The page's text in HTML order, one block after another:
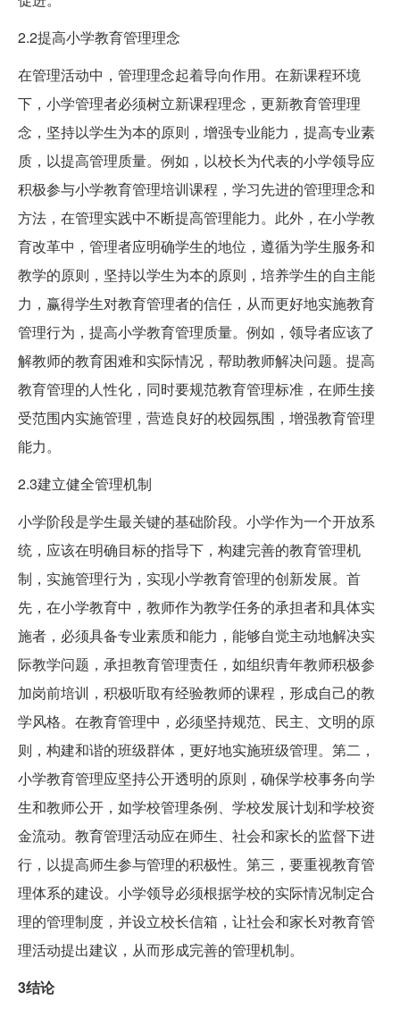
2.2提高小学教育管理理念
在管理活动中，管理理念起着导向作用。在新课程环境
下，小学管理者必须树立新课程理念，更新教育管理理
念，坚持以学生为本的原则，增强专业能力，提高专业素
质，以提高管理质量。例如，以校长为代表的小学领导应
积极参与小学教育管理培训课程，学习先进的管理理念和
方法，在管理实践中不断提高管理能力。此外，在小学教
育改革中，管理者应明确学生的地位，遵循为学生服务和
教学的原则，坚持以学生为本的原则，培养学生的自主能
力，赢得学生对教育管理者的信任，从而更好地实施教育
管理行为，提高小学教育管理质量。例如，领导者应该了
解教师的教育困难和实际情况，帮助教师解决问题。提高
教育管理的人性化，同时要规范教育管理标准，在师生接
受范围内实施管理，营造良好的校园氛围，增强教育管理
能力。
2.3建立健全管理机制
小学阶段是学生最关键的基础阶段。小学作为一个开放系
统，应该在明确目标的指导下，构建完善的教育管理机
制，实施管理行为，实现小学教育管理的创新发展。首
先，在小学教育中，教师作为教学任务的承担者和具体实
施者，必须具备专业素质和能力，能够自觉主动地解决实
际教学问题，承担教育管理责任，如组织青年教师积极参
加岗前培训，积极听取有经验教师的课程，形成自己的教
学风格。在教育管理中，必须坚持规范、民主、文明的原
则，构建和谐的班级群体，更好地实施班级管理。第二，
小学教育管理应坚持公开透明的原则，确保学校事务向学
生和教师公开，如学校管理条例、学校发展计划和学校资
金流动。教育管理活动应在师生、社会和家长的监督下进
行，以提高师生参与管理的积极性。第三，要重视教育管
理体系的建设。小学领导必须根据学校的实际情况制定合
理的管理制度，并设立校长信箱，让社会和家长对教育管
理活动提出建议，从而形成完善的管理机制。
3结论